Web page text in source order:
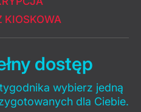
KIOSKOWA
dostęp
wybierz jedną
dla Ciebie.